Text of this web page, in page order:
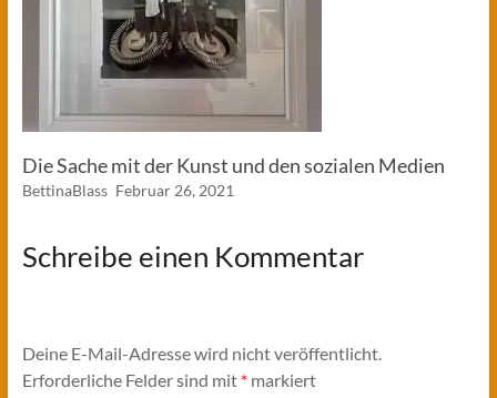
Die Sache mit der Kunst und den sozialen Medien
BettinaBlass Februar 26, 2021
Schreibe einen Kommentar
Deine E-Mail-Adresse wird nicht veröffentlicht.
Erforderliche Felder sind mit *markiert